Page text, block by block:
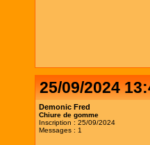
25/09/2024
Demonic Fred
Chiure de gomme
Inscription : 25/09/2024
Messages : 1